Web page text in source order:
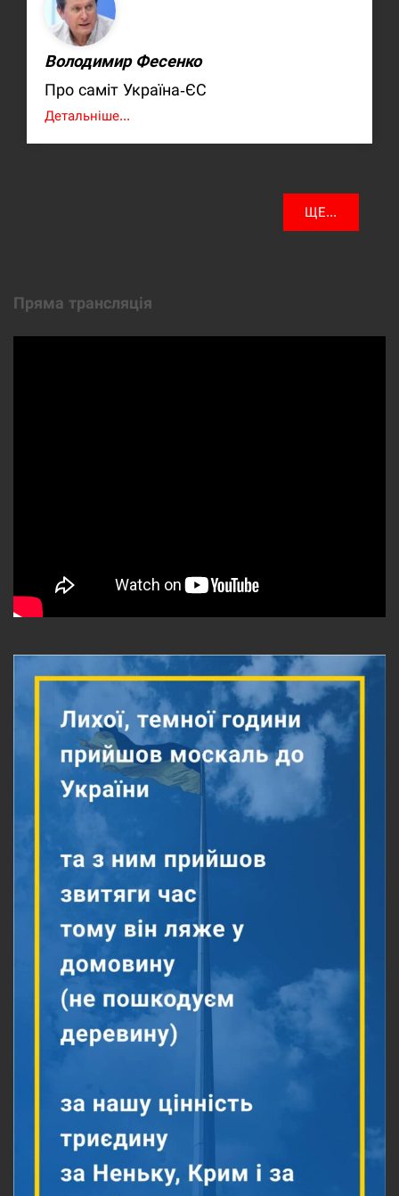
Володимир Фесенко
Про саміт Україна-ЄС
Детальніше...
ЩЕ...
Пряма трансляція